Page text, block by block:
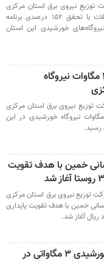
توزیع نیروی برق استان مرکزی
گفت: شهرستان محلات با تحقق ۱۵۲ درصدی برنامه
خورشیدی این استان
بهره برداری از ۲۱ مگاوات نیروگاه
توزیع نیروی برق استان مرکزی
و ۲ دهم مگاوات نیروگاه خورشیدی در این
خمین با هدف تقویت
توزیع نیروی برق استان مرکزی
خمین با هدف تقویت پایداری
افتتاح نیروگاه خورشیدی ۳ مگاواتی در